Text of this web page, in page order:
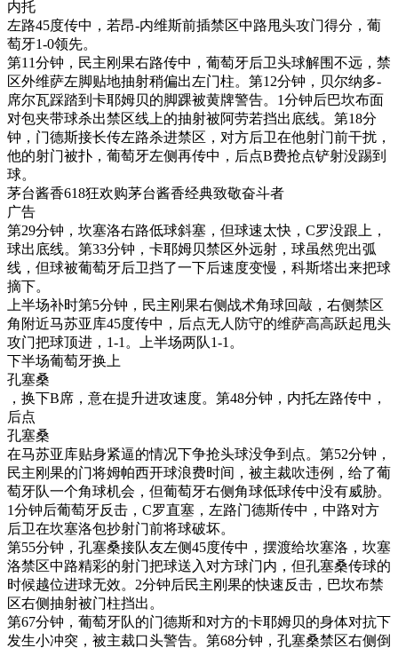
内托
左路45度传中，若昂-内维斯前插禁区中路甩头攻门得分，葡
萄牙1-0领先。
第11分钟，民主刚果右路传中，葡萄牙后卫头球解围不远，禁
区外维萨左脚贴地抽射稍偏出左门柱。第12分钟，贝尔纳多-
席尔瓦踩踏到卡耶姆贝的脚踝被黄牌警告。1分钟后巴坎布面
对包夹带球杀出禁区线上的抽射被阿劳若挡出底线。第18分
钟，门德斯接长传左路杀进禁区，对方后卫在他射门前干扰，
他的射门被扑，葡萄牙左侧再传中，后点B费抢点铲射没踢到
球。
茅台酱香618狂欢购茅台酱香经典致敬奋斗者
广告
第29分钟，坎塞洛右路低球斜塞，但球速太快，C罗没跟上，
球出底线。第33分钟，卡耶姆贝禁区外远射，球虽然兜出弧
线，但球被葡萄牙后卫挡了一下后速度变慢，科斯塔出来把球
摘下。
上半场补时第5分钟，民主刚果右侧战术角球回敲，右侧禁区
角附近马苏亚库45度传中，后点无人防守的维萨高高跃起甩头
攻门把球顶进，1-1。上半场两队1-1。
下半场葡萄牙换上
孔塞桑
，换下B席，意在提升进攻速度。第48分钟，内托左路传中，
后点
孔塞桑
在马苏亚库贴身紧逼的情况下争抢头球没争到点。第52分钟，
民主刚果的门将姆帕西开球浪费时间，被主裁吹违例，给了葡
萄牙队一个角球机会，但葡萄牙右侧角球低球传中没有威胁。
1分钟后葡萄牙反击，C罗直塞，左路门德斯传中，中路对方
后卫在坎塞洛包抄射门前将球破坏。
第55分钟，孔塞桑接队友左侧45度传中，摆渡给坎塞洛，坎塞
洛禁区中路精彩的射门把球送入对方球门内，但孔塞桑传球的
时候越位进球无效。2分钟后民主刚果的快速反击，巴坎布禁
区右侧抽射被门柱挡出。
第67分钟，葡萄牙队的门德斯和对方的卡耶姆贝的身体对抗下
发生小冲突，被主裁口头警告。第68分钟，孔塞桑禁区右侧倒